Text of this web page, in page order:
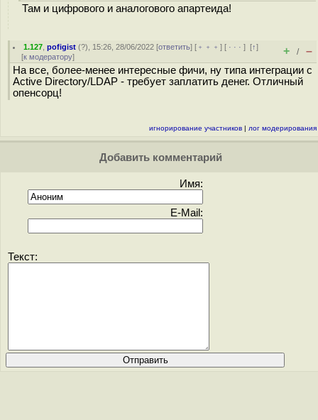
Там и цифрового и аналогового апартеида!
1.127 ,pofigist (?), 15:26, 28/06/2022 [ответить] [ ﹢﹢﹢] [ · · ·][↑]
[к модератору] + / –
На все, более-менее интересные фичи, ну типа интеграции с
Active Directory/LDAP - требует заплатить денег. Отличный
опенсорц!
игнорирование участников | лог модерирования
Добавить комментарий
Имя:
E-Mail:
Текст: